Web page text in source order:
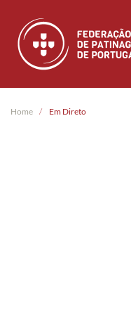
Skip to main content
Home Em Direto